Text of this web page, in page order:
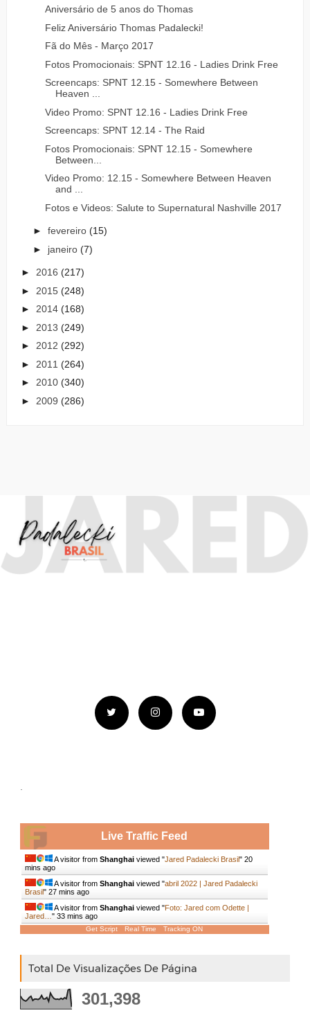
Aniversário de 5 anos do Thomas
Feliz Aniversário Thomas Padalecki!
Fã do Mês - Março 2017
Fotos Promocionais: SPNT 12.16 - Ladies Drink Free
Screencaps: SPNT 12.15 - Somewhere Between
Heaven ...
Video Promo: SPNT 12.16 - Ladies Drink Free
Screencaps: SPNT 12.14 - The Raid
Fotos Promocionais: SPNT 12.15 - Somewhere
Between...
Video Promo: 12.15 - Somewhere Between Heaven
and ...
Fotos e Videos: Salute to Supernatural Nashville 2017
► fevereiro (15)
► janeiro (7)
► 2016 (217)
► 2015 (248)
► 2014 (168)
► 2013 (249)
► 2012 (292)
► 2011 (264)
► 2010 (340)
► 2009 (286)
Live Traffic Feed
A visitor from Shanghaiviewed "Jared Padalecki Brasil" 20
mins ago
A visitor from Shanghaiviewed "abril 2022 | Jared Padalecki
Brasil" 27 mins ago
A visitor from Shanghaiviewed "Foto: Jared com Odette |
Jared… " 33 mins ago
Get Script Real Time Tracking ON
Total De Visualizações De Página
301,398